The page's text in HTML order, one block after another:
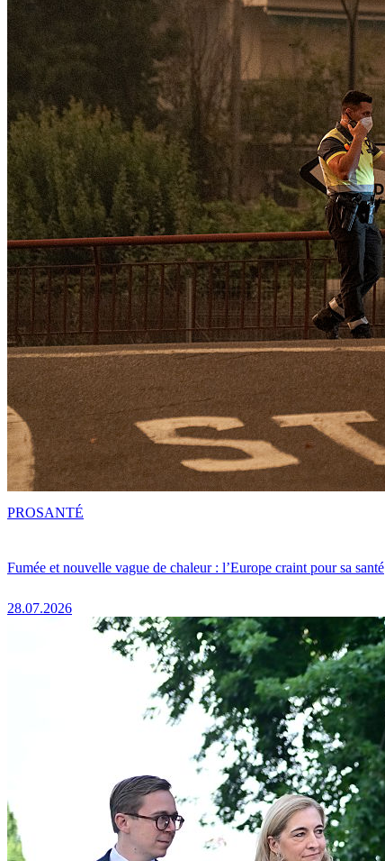
Fumée et nouvelle vague de chaleur : l’Europe craint pour sa santé
28.07.2026
PROSANTÉ